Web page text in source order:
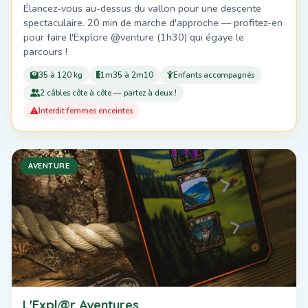
Élancez-vous au-dessus du vallon pour une descente
spectaculaire. 20 min de marche d'approche — profitez-en
pour faire l'Explore @venture (1h30) qui égaye le
parcours !
35 à 120 kg 1m35 à 2m10
Enfants accompagnés
2 câbles côte à côte — partez à deux !
Interdit femmes enceintes
AVENTURE
L'Expl@r Aventures